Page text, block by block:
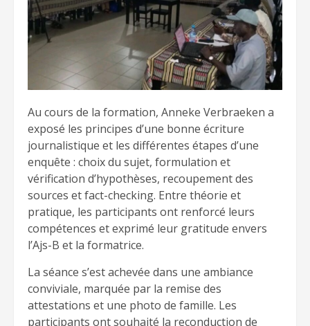
Au cours de la formation, Anneke Verbraeken a
exposé les principes d’une bonne écriture
journalistique et les différentes étapes d’une
enquête : choix du sujet, formulation et
vérification d’hypothèses, recoupement des
sources et fact-checking. Entre théorie et
pratique, les participants ont renforcé leurs
compétences et exprimé leur gratitude envers
l’Ajs-B et la formatrice.
La séance s’est achevée dans une ambiance
conviviale, marquée par la remise des
attestations et une photo de famille. Les
participants ont souhaité la reconduction de